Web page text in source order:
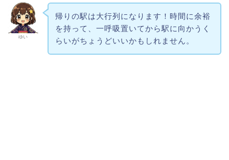
ゆい
帰りの駅は大行列になります！時間に余裕
を持って、一呼吸置いてから駅に向かうく
らいがちょうどいいかもしれません。